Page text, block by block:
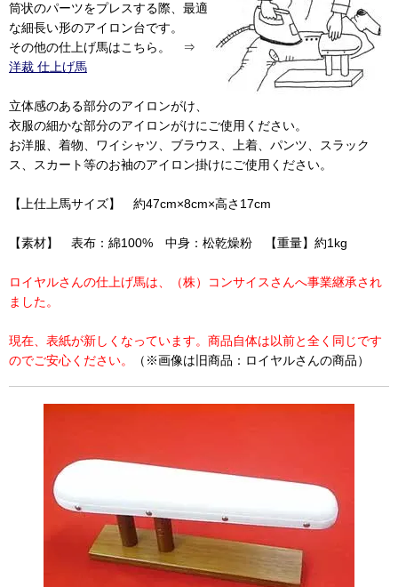
筒状のパーツをプレスする際、最適
な細長い形のアイロン台です。
その他の仕上げ馬はこちら。 ⇒
洋裁 仕上げ馬
立体感のある部分のアイロンがけ、
衣服の細かな部分のアイロンがけにご使用ください。
お洋服、着物、ワイシャツ、ブラウス、上着、パンツ、スラック
ス、スカート等のお袖のアイロン掛けにご使用ください。
【上仕上馬サイズ】 約47cm×8cm×高さ17cm
【素材】 表布：綿100% 中身：松乾燥粉 【重量】約1kg
ロイヤルさんの仕上げ馬は、（株）コンサイスさんへ事業継承され
ました。
現在、表紙が新しくなっています。商品自体は以前と全く同じです
のでご安心ください。
（※画像は旧商品：ロイヤルさんの商品）